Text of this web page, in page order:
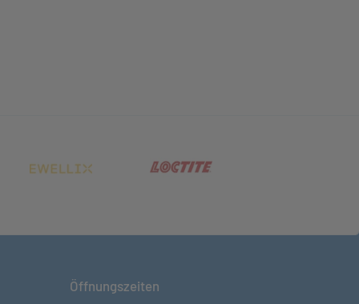
in neuem Tab)(öffnet in neuem Tab)(öffnet in neuem Tab)
Öffnungszeiten